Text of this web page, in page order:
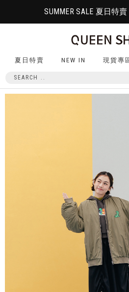
SUMMER SALE 夏日特
夏日特賣 NEW IN 現貨專